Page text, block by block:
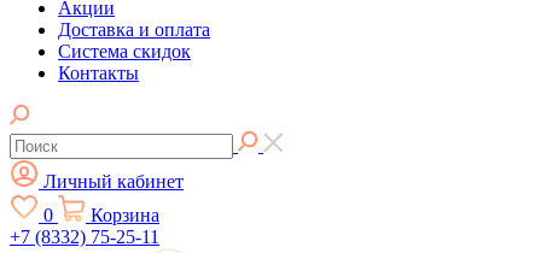
Акции
Доставка и оплата
Система скидок
Контакты
Личный кабинет
0
Корзина
+7 (8332) 75-25-11